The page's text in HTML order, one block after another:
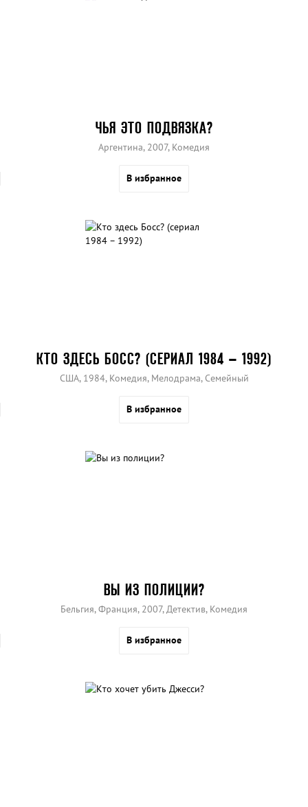
ЧЬЯ ЭТО ПОДВЯЗКА?
Аргентина, 2007, Комедия
В избранное
КТО ЗДЕСЬ БОСС? (СЕРИАЛ 1984 – 1992)
США, 1984, Комедия, Мелодрама, Семейный
В избранное
ВЫ ИЗ ПОЛИЦИИ?
Бельгия, Франция, 2007, Детектив, Комедия
В избранное